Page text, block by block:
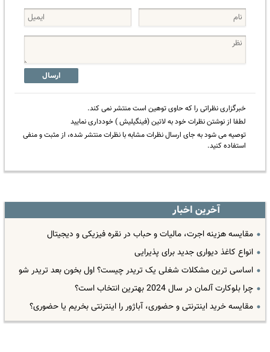
ارسال
خبرگزاری نظراتی را که حاوی توهین است منتشر نمی کند.
لطفا از نوشتن نظرات خود به لاتین (فینگیلیش ) خودداری نمایید
توصیه می شود به جای ارسال نظرات مشابه با نظرات منتشر شده، از مثبت و منفی
استفاده کنید.
آخرین اخبار
مقایسه هزینه اجرت، مالیات و حباب در نقره فیزیکی و دیجیتال
انواع کاغذ دیواری جدید برای پذیرایی
اساسی ترین مشکلات شغلی یک تریدر چیست؟ اول بخون بعد تریدر شو
چرا بلوکارت آلمان در سال 2024 بهترین انتخاب است؟
مقایسه خرید اینترنتی و حضوری، آباژور را اینترنتی بخریم یا حضوری؟